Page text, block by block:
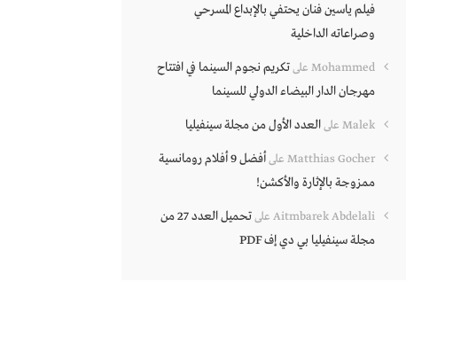
فيلم ياسين فنان يحتفي بالإبداع المسرحي
وصراعاته الداخلية
Mohammed علىتكريم نجوم السينما في افتتاح
مهرجان الدار البيضاء الدولي للسينما
Malek علىالعدد الأول من مجلة سينفيليا
Matthias Gocher على
أفضل 9 أفلام رومانسية
ممزوجة بالإثارة والأكشن!
Aitmbarek Abdelali على
تحميل العدد 27 من
مجلة سينفيليا بي دي إف PDF